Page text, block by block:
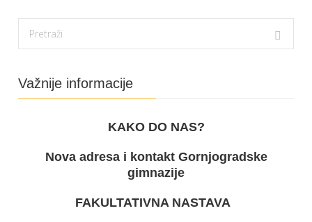
Važnije informacije
KAKO DO NAS?
Nova adresa i kontakt Gornjogradske
gimnazije
FAKULTATIVNA NASTAVA